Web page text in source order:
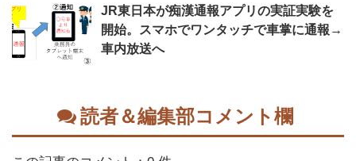
JR東日本が痴漢通報アプリの実証実験を
開始。スマホでワンタッチで車掌に通報→
車内放送へ
読者＆編集部コメント欄